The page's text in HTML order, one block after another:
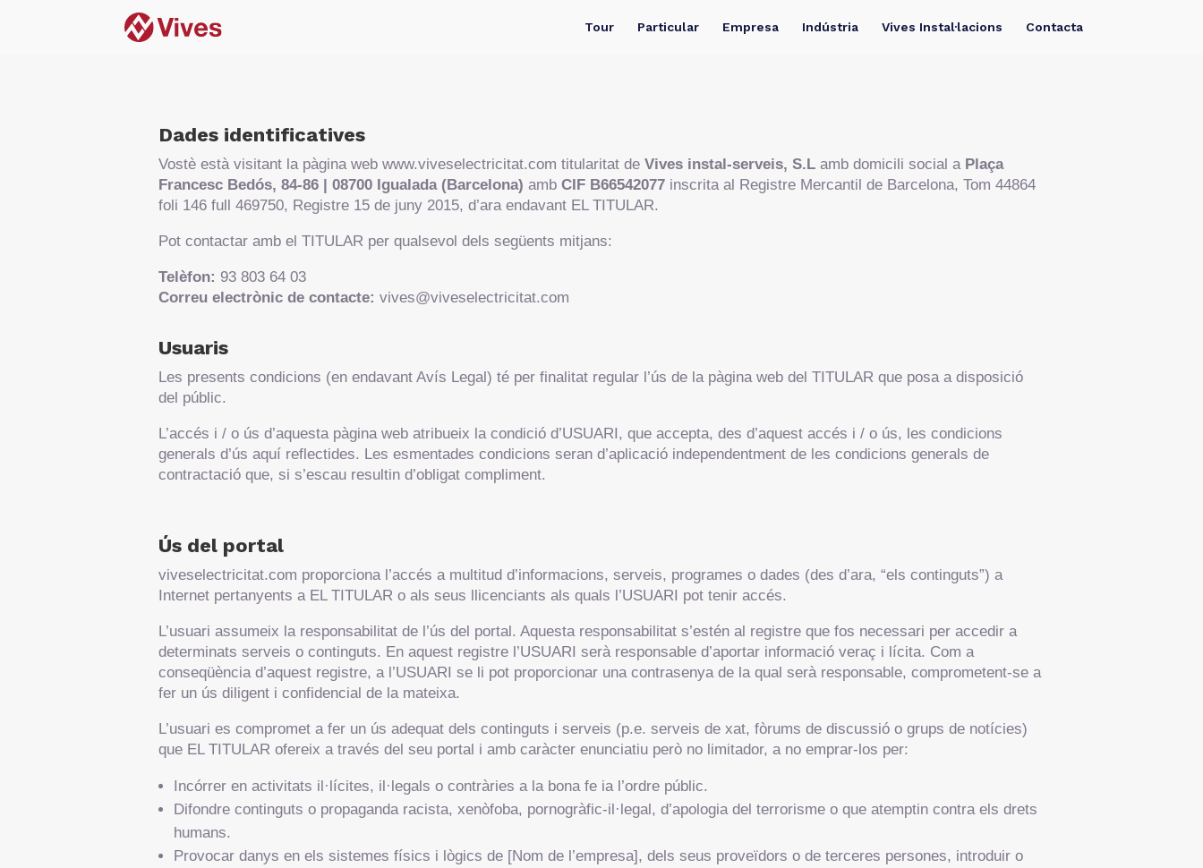
Tour Particular Empresa Indústria Vives Instal·lacions Contacta
Dades identificatives
Vostè està visitant la pàgina web www.viveselectricitat.com titularitat de Vives instal-serveis, S.Lamb domicili social a Plaça
Francesc Bedós, 84-86 | 08700 Igualada (Barcelona) amb CIF B66542077inscrita al Registre Mercantil de Barcelona, Tom 44864
foli 146 full 469750, Registre 15 de juny 2015, d’ara endavant EL TITULAR.
Pot contactar amb el TITULAR per qualsevol dels següents mitjans:
Telèfon: 93 803 64 03
Correu electrònic de contacte: vives@viveselectricitat.com
Usuaris
Les presents condicions (en endavant Avís Legal) té per finalitat regular l’ús de la pàgina web del TITULAR que posa a disposició
del públic.
L’accés i / o ús d’aquesta pàgina web atribueix la condició d’USUARI, que accepta, des d’aquest accés i / o ús, les condicions
generals d’ús aquí reflectides. Les esmentades condicions seran d’aplicació independentment de les condicions generals de
contractació que, si s’escau resultin d’obligat compliment.
Ús del portal
viveselectricitat.com proporciona l’accés a multitud d’informacions, serveis, programes o dades (des d’ara, “els continguts”) a
Internet pertanyents a EL TITULAR o als seus llicenciants als quals l’USUARI pot tenir accés.
L’usuari assumeix la responsabilitat de l’ús del portal. Aquesta responsabilitat s’estén al registre que fos necessari per accedir a
determinats serveis o continguts. En aquest registre l’USUARI serà responsable d’aportar informació veraç i lícita. Com a
conseqüència d’aquest registre, a l’USUARI se li pot proporcionar una contrasenya de la qual serà responsable, comprometent-se a
fer un ús diligent i confidencial de la mateixa.
L’usuari es compromet a fer un ús adequat dels continguts i serveis (p.e. serveis de xat, fòrums de discussió o grups de notícies)
que EL TITULAR ofereix a través del seu portal i amb caràcter enunciatiu però no limitador, a no emprar-los per:
Incórrer en activitats il·lícites, il·legals o contràries a la bona fe ia l’ordre públic.
Difondre continguts o propaganda racista, xenòfoba, pornogràfic-il·legal, d’apologia del terrorisme o que atemptin contra els drets
humans.
Provocar danys en els sistemes físics i lògics de [Nom de l’empresa], dels seus proveïdors o de terceres persones, introduir o